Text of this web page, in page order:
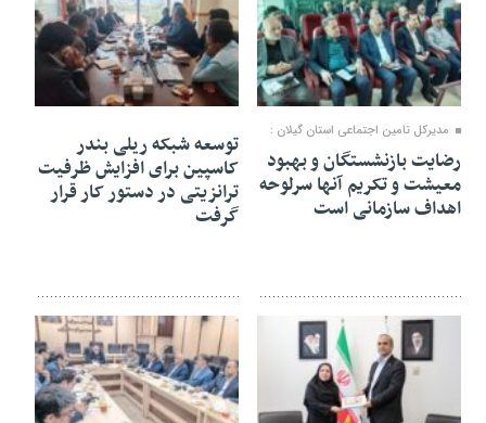
۲۶ خرداد ۱۴۰۵
مدیرکل تامین اجتماعی استان گیلان :
رضایت بازنشستگان و بهبود
معیشت و تکریم آنها سرلوحه
اهداف سازمانی است
۱۸ خرداد ۱۴۰۵
توسعه شبکه ریلی بندر
کاسپین برای افزایش ظرفیت
ترانزیتی در دستور کار قرار
گرفت